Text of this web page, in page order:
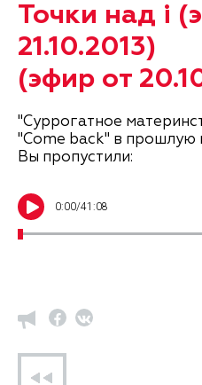
Точки над i
21.10.2013)
(эфир от
"Суррогатное
"Come back" в прошлую
Вы пропустили:
0:00/41:08